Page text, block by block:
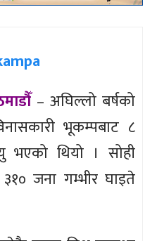
– अघिल्लो बर्षको
भूकम्पबाट ८
भएको थियो । सोही
जना गम्भीर घाइते